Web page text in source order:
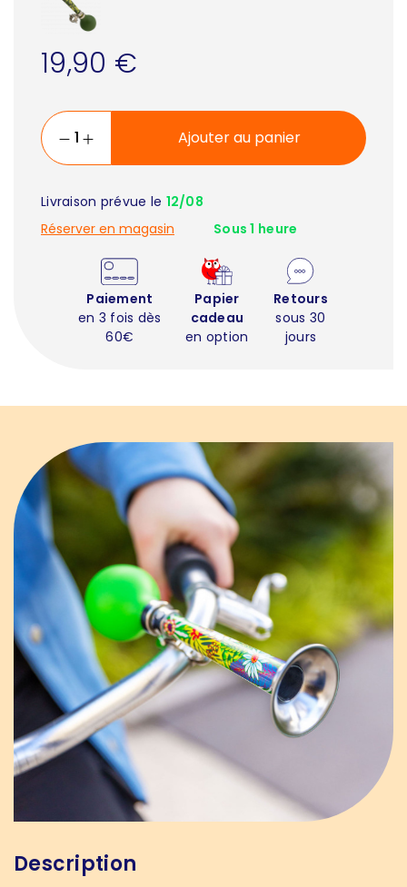
19,90 €
Ajouter au panier
Livraison prévue le 12/08
Réserver en magasin
Sous 1 heure
Paiement
en 3 fois dès
60€
Papier
cadeau
en option
Retours
sous 30
jours
Description